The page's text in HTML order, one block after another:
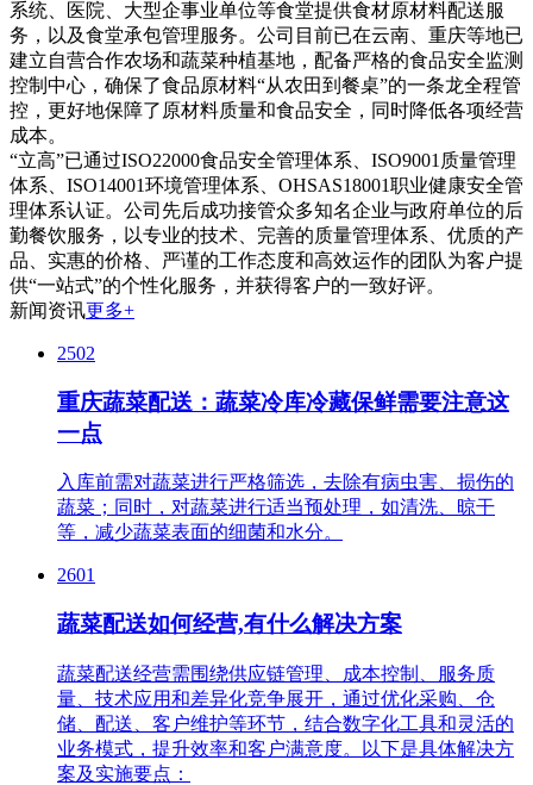
系统、医院、大型企事业单位等食堂提供食材原材料配送服
务，以及食堂承包管理服务。公司目前已在云南、重庆等地已
建立自营合作农场和蔬菜种植基地，配备严格的食品安全监测
控制中心，确保了食品原材料“从农田到餐桌”的一条龙全程管
控，更好地保障了原材料质量和食品安全，同时降低各项经营
成本。
“立高”已通过ISO22000食品安全管理体系、ISO9001质量管理
体系、ISO14001环境管理体系、OHSAS18001职业健康安全管
理体系认证。公司先后成功接管众多知名企业与政府单位的后
勤餐饮服务，以专业的技术、完善的质量管理体系、优质的产
品、实惠的价格、严谨的工作态度和高效运作的团队为客户提
供“一站式”的个性化服务，并获得客户的一致好评。
新闻资讯更多+
2502
重庆蔬菜配送：蔬菜冷库冷藏保鲜需要注意这
一点
入库前需对蔬菜进行严格筛选，去除有病虫害、损伤的
蔬菜；同时，对蔬菜进行适当预处理，如清洗、晾干
等，减少蔬菜表面的细菌和水分。
2601
蔬菜配送如何经营,有什么解决方案
蔬菜配送经营需围绕供应链管理、成本控制、服务质
量、技术应用和差异化竞争展开，通过优化采购、仓
储、配送、客户维护等环节，结合数字化工具和灵活的
业务模式，提升效率和客户满意度。以下是具体解决方
案及实施要点：